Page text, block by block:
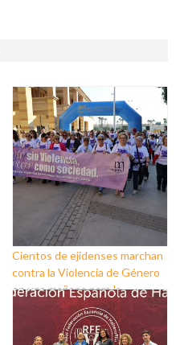
Cientos de ejidenses marchan
contra la Violencia de Género
en una mañana para la
reivindicación y la
concienciación